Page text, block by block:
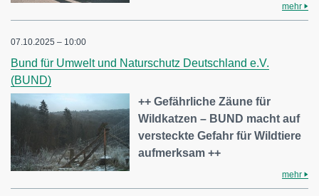
mehr
07.10.2025 – 10:00
Bund für Umwelt und Naturschutz Deutschland e.V.
(BUND)
++ Gefährliche Zäune für
Wildkatzen – BUND macht auf
versteckte Gefahr für Wildtiere
aufmerksam ++
mehr